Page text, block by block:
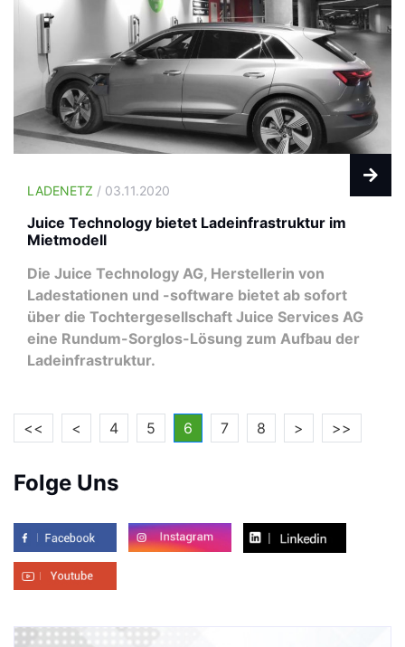
LADENETZ / 03.11.2020
Juice Technology bietet Ladeinfrastruktur im
Mietmodell
Die Juice Technology AG, Herstellerin von
Ladestationen und -software bietet ab sofort
über die Tochtergesellschaft Juice Services AG
eine Rundum-Sorglos-Lösung zum Aufbau der
Ladeinfrastruktur.
<< < 4 5 6 7 8 > >>
Folge Uns